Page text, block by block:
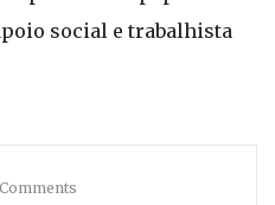
social e trabalhista